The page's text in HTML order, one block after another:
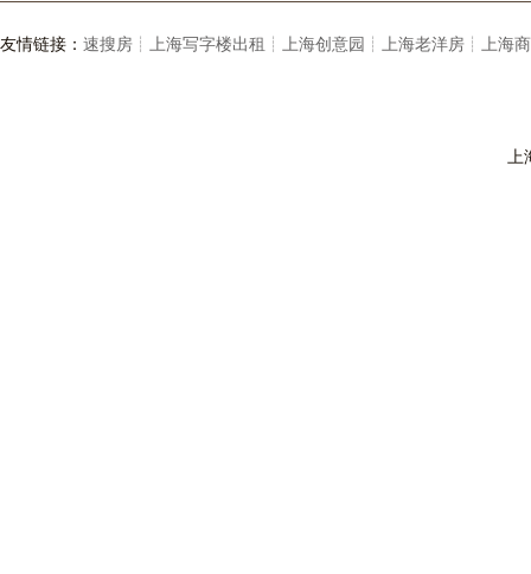
友情链接： 速搜房┊ 上海写字楼出租┊ 上海创意园┊ 上海老洋房┊ 上海